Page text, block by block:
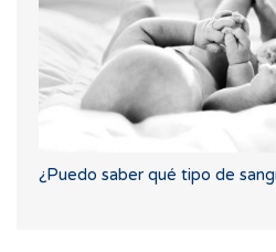
¿Puedo saber qué tipo de